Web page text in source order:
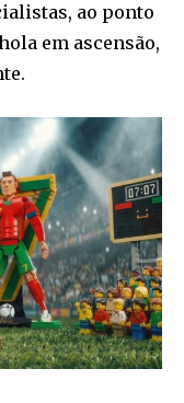
ao ponto
em ascensão,